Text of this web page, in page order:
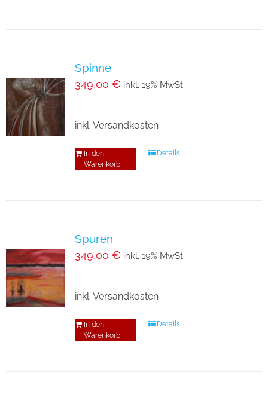
Spinne
349,00 € inkl. 19% MwSt.
inkl. Versandkosten
In den
Warenkorb
Details
Spuren
349,00 € inkl. 19% MwSt.
inkl. Versandkosten
In den
Warenkorb
Details